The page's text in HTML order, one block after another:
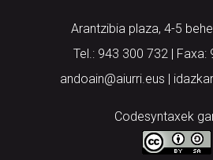
Arantzibia plaza, 4-5
Tel.: 943 300 732 | Faxa:
andoain@aiurri.eus |
Codesyntaxek